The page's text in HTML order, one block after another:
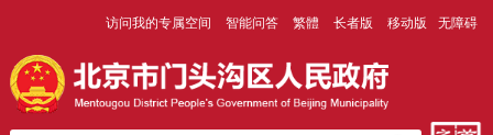
访问我的专属空间 智能问答 繁體 长者版 移动版 无障碍